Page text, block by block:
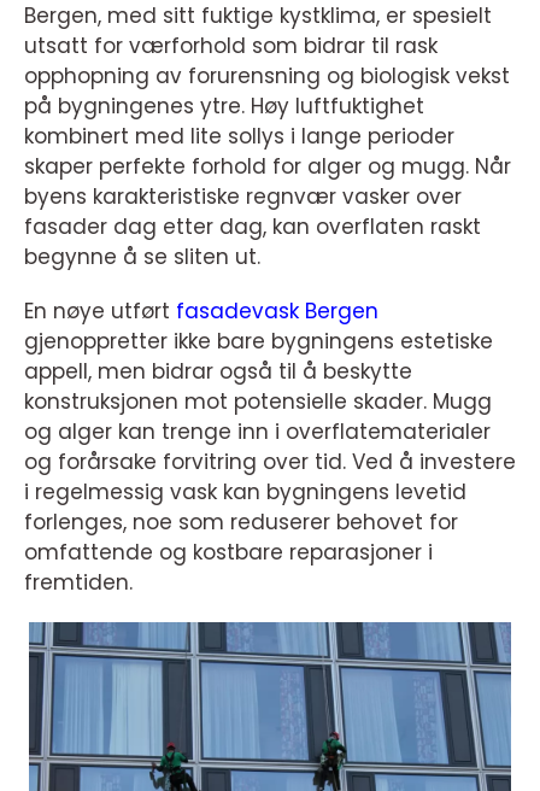
Bergen, med sitt fuktige kystklima, er spesielt
utsatt for værforhold som bidrar til rask
opphopning av forurensning og biologisk vekst
på bygningenes ytre. Høy luftfuktighet
kombinert med lite sollys i lange perioder
skaper perfekte forhold for alger og mugg. Når
byens karakteristiske regnvær vasker over
fasader dag etter dag, kan overflaten raskt
begynne å se sliten ut.
En nøye utført fasadevask Bergen
gjenoppretter ikke bare bygningens estetiske
appell, men bidrar også til å beskytte
konstruksjonen mot potensielle skader. Mugg
og alger kan trenge inn i overflatematerialer
og forårsake forvitring over tid. Ved å investere
i regelmessig vask kan bygningens levetid
forlenges, noe som reduserer behovet for
omfattende og kostbare reparasjoner i
fremtiden.